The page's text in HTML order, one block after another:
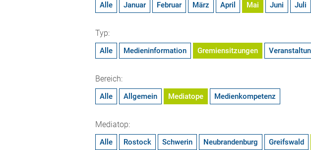
Alle Januar Februar März April Mai Juni Juli
Typ:
Alle Medieninformation Gremiensitzungen
Bereich:
Alle Allgemein Mediatope Medienkompetenz
Mediatop:
Alle Rostock Schwerin Neubrandenburg Greifswald